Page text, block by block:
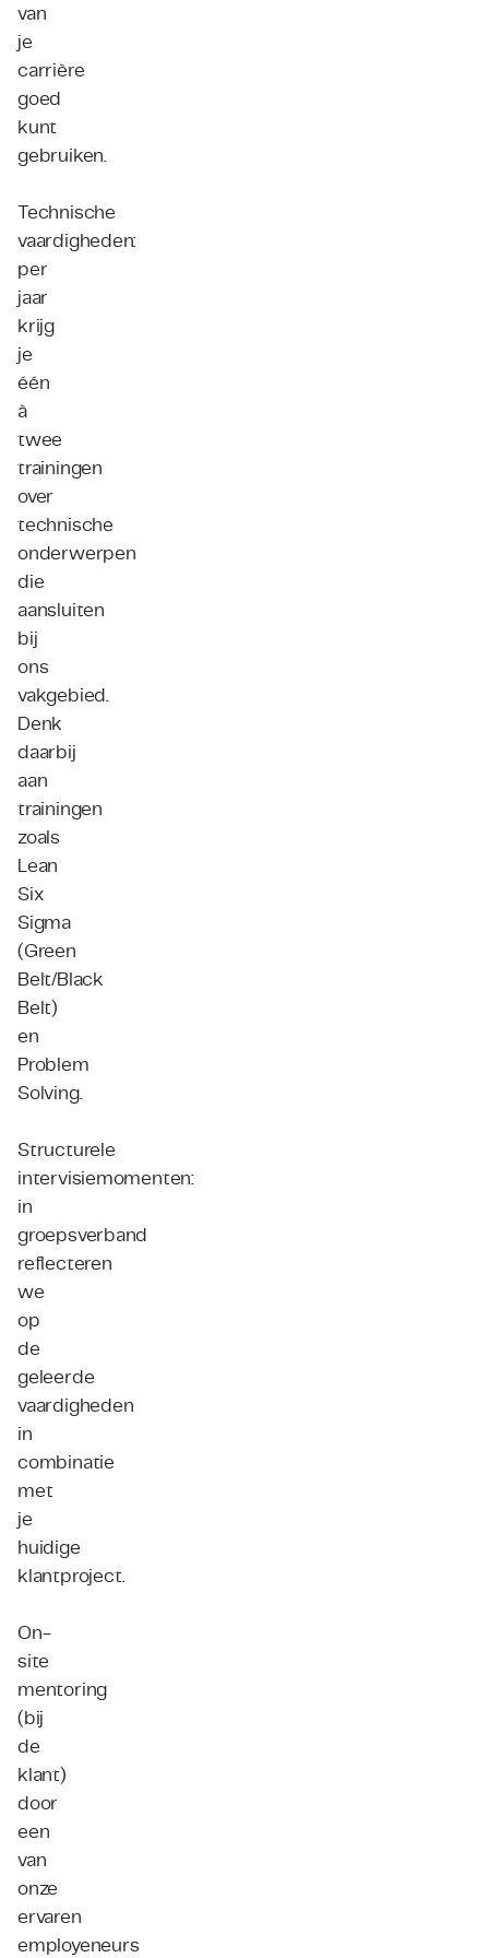
van
je
carrière
goed
kunt
gebruiken.
Technische
vaardigheden:
per
jaar
krijg
je
één
à
twee
trainingen
over
technische
onderwerpen
die
aansluiten
bij
ons
vakgebied.
Denk
daarbij
aan
trainingen
zoals
Lean
Six
Sigma
(Green
Belt/Black
Belt)
en
Problem
Solving.
Structurele
intervisiemomenten:
in
groepsverband
reflecteren
we
op
de
geleerde
vaardigheden
in
combinatie
met
je
huidige
klantproject.
On-
site
mentoring
(bij
de
klant)
door
een
van
onze
ervaren
employeneurs